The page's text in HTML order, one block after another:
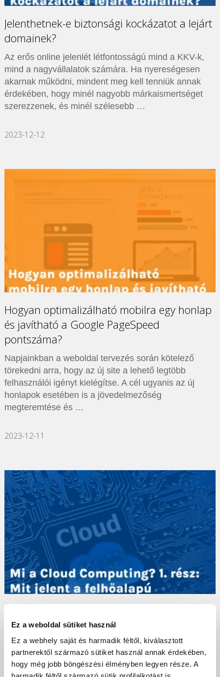
Ez a weboldal sütiket használ
Ez a webhely saját és harmadik féltől, kiválasztott
partnerektől származó sütiket használ annak érdekében,
hogy még jobb böngészési élményben legyen része. A
harmadik féltől származó sütik profilalkotást is
Jelenthetnek-e biztonsági kockázatot a lejárt
domainek?
Az erős online jelenlét létfontosságú mind a KKV-k,
mind a nagyvállalatok számára. Ha nyereségesen
akarnak működni, mindent meg kell tenniük annak
érdekében, hogy minél nagyobb márkaismertséget
szerezzenek, és minél szélesebb …
2023-12-12
Hogyan optimalizálható mobilra egy honlap
és javítható a Google PageSpeed
pontszáma?
Napjainkban a weboldal tervezés során kötelező
törekedni arra, hogy az új site a lehető legtöbb
felhasználói igényt kielégítse. A cél ugyanis az új
honlapok esetében is a jövedelmezőség
megteremtése és …
2023-12-11
felhőalapú számítástechnika?
A felhőalapú számítástechnika egy új és izgalmas
világ! Digitális mindennapjainkat a felhőalapú
számítástechnika szövi át, számtalan helyen